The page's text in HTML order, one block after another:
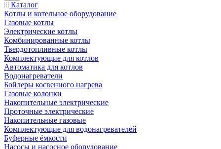
Каталог
Котлы и котельное оборудование
Газовые котлы
Электрические котлы
Комбинированные котлы
Твердотопливные котлы
Комплектующие для котлов
Автоматика для котлов
Водонагреватели
Бойлеры косвенного нагрева
Газовые колонки
Накопительные электрические
Проточные электрические
Накопительные газовые
Комплектующие для водонагревателей
Буферные ёмкости
Насосы и насосное оборудование